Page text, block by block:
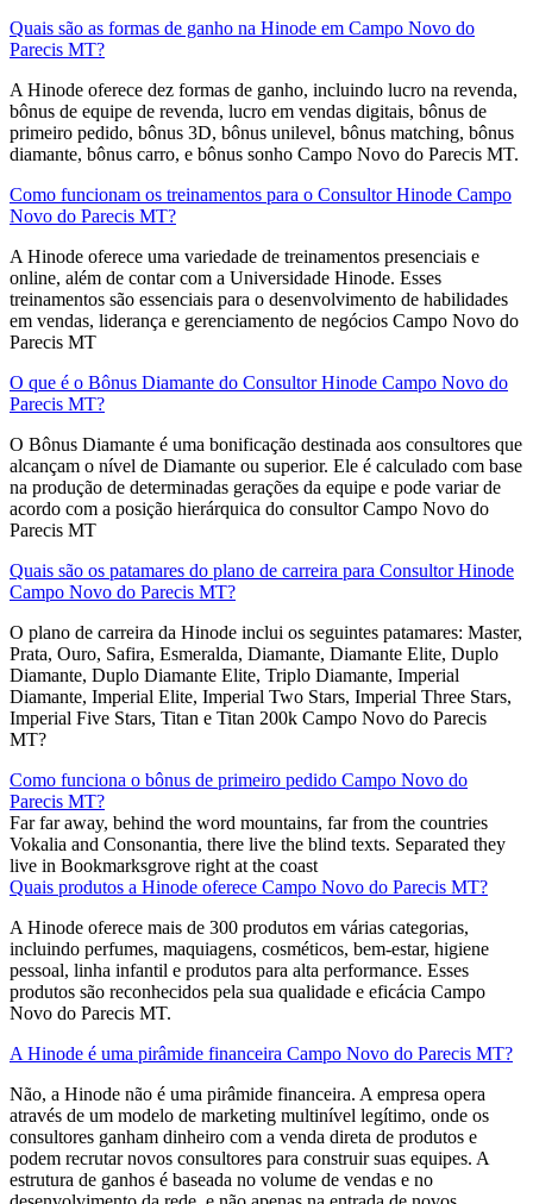
Quais são as formas de ganho na Hinode em Campo Novo do
Parecis MT?
A Hinode oferece dez formas de ganho, incluindo lucro na revenda,
bônus de equipe de revenda, lucro em vendas digitais, bônus de
primeiro pedido, bônus 3D, bônus unilevel, bônus matching, bônus
diamante, bônus carro, e bônus sonho Campo Novo do Parecis MT.
Como funcionam os treinamentos para o Consultor Hinode Campo
Novo do Parecis MT?
A Hinode oferece uma variedade de treinamentos presenciais e
online, além de contar com a Universidade Hinode. Esses
treinamentos são essenciais para o desenvolvimento de habilidades
em vendas, liderança e gerenciamento de negócios Campo Novo do
Parecis MT
O que é o Bônus Diamante do Consultor Hinode Campo Novo do
Parecis MT?
O Bônus Diamante é uma bonificação destinada aos consultores que
alcançam o nível de Diamante ou superior. Ele é calculado com base
na produção de determinadas gerações da equipe e pode variar de
acordo com a posição hierárquica do consultor Campo Novo do
Parecis MT
Quais são os patamares do plano de carreira para Consultor Hinode
Campo Novo do Parecis MT?
O plano de carreira da Hinode inclui os seguintes patamares: Master,
Prata, Ouro, Safira, Esmeralda, Diamante, Diamante Elite, Duplo
Diamante, Duplo Diamante Elite, Triplo Diamante, Imperial
Diamante, Imperial Elite, Imperial Two Stars, Imperial Three Stars,
Imperial Five Stars, Titan e Titan 200k Campo Novo do Parecis
MT?
Como funciona o bônus de primeiro pedido Campo Novo do
Parecis MT?
Far far away, behind the word mountains, far from the countries
Vokalia and Consonantia, there live the blind texts. Separated they
live in Bookmarksgrove right at the coast
Quais produtos a Hinode oferece Campo Novo do Parecis MT?
A Hinode oferece mais de 300 produtos em várias categorias,
incluindo perfumes, maquiagens, cosméticos, bem-estar, higiene
pessoal, linha infantil e produtos para alta performance. Esses
produtos são reconhecidos pela sua qualidade e eficácia Campo
Novo do Parecis MT.
A Hinode é uma pirâmide financeira Campo Novo do Parecis MT?
Não, a Hinode não é uma pirâmide financeira. A empresa opera
através de um modelo de marketing multinível legítimo, onde os
consultores ganham dinheiro com a venda direta de produtos e
podem recrutar novos consultores para construir suas equipes. A
estrutura de ganhos é baseada no volume de vendas e no